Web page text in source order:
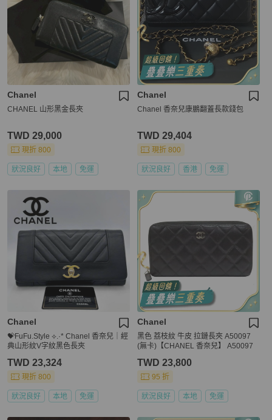
Chanel
CHANEL 山形黑金長夾
TWD 29,000
現折 800
狀況良好 本地 免運
Chanel
Chanel 香奈兒康鵬翻蓋長款錢包
TWD 29,404
現折 800
狀況良好 香港 免運
Chanel
💝FuFu.Style ⟡.·* Chanel 香奈兒｜經
典山形紋V字紋黑色長夾
TWD 23,324
現折 800
狀況良好 本地 免運
Chanel
黑色 荔枝紋 牛皮 拉鏈長夾 A50097
(無卡)【CHANEL 香奈兒】 A50097
TWD 23,800
95 折
狀況良好 本地 免運